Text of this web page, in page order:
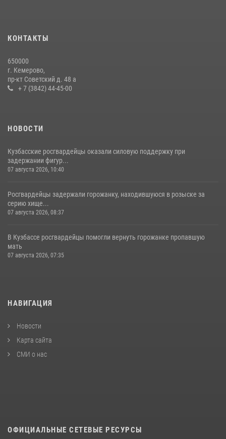
20 июля 2026, 08:52
частной охранной деятельности
06 августа 2026, 10:19
КОНТАКТЫ
650000
г. Кемерово,
пр-кт Советский д. 48 а
+ 7 (3842) 44-45-00
НОВОСТИ
Кузбасские росгвардейцы оказали силовую поддержку при
задержании фигур...
07 августа 2026, 10:40
Росгвардейцы задержали горожанку, находившуюся в розыске за
серию хище...
07 августа 2026, 08:37
В Кузбассе росгвардейцы помогли вернуть горожанке пропавшую
мать
07 августа 2026, 07:35
НАВИГАЦИЯ
Новости
Карта сайта
СМИ о нас
ОФИЦИАЛЬНЫЕ СЕТЕВЫЕ РЕСУРСЫ